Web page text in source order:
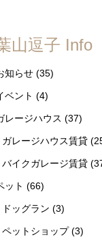
山逗子 Info
知らせ (35)
ベント (4)
レージハウス (37)
ガレージハウス賃貸
バイクガレージ賃貸
ット (66)
ドッグラン (3)
ペットショップ(3)